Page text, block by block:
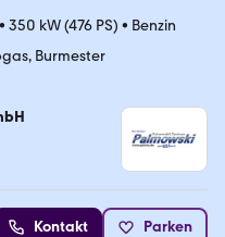
• 350 kW (476 PS) • Benzin
Burmester
Kontakt Parken